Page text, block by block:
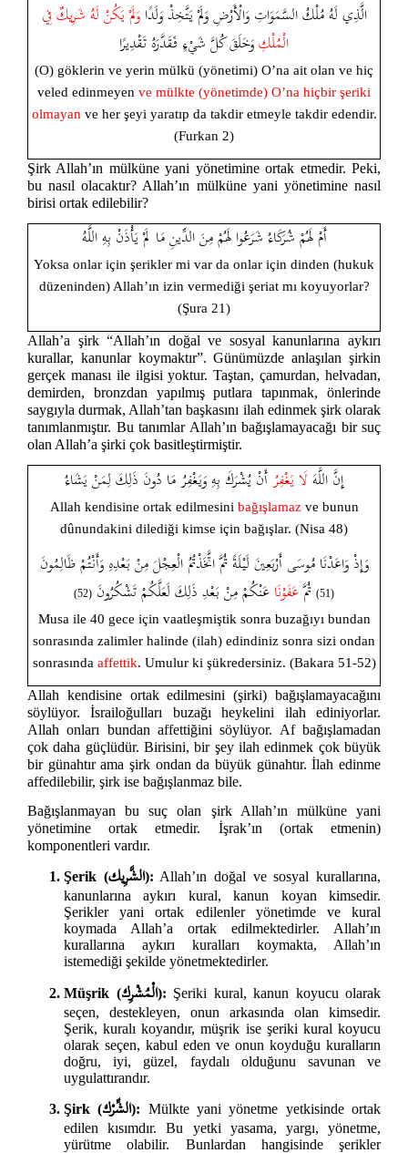
الَّذِي لَهُ مُلْكُ السَّمَوَاتِ وَالْأَرْضِ وَلَمْ يَتَّخِذْ وَلَدًاوَلَمْ يَكُنْ لَهُ شَرِيكٌ فِي
الْمُلْكِوَخَلَقَ كُلَّ شَيْءٍ فَقَدَّرَهُ تَقْدِيرًا
(O) göklerin ve yerin mülkü (yönetimi) O’na ait olan ve hiç
veled edinmeyen ve mülkte (yönetimde) O’na hiçbir şeriki
olmayan ve her şeyi yaratıp da takdir etmeyle takdir edendir.
(Furkan 2)
Şirk Allah’ın mülküne yani yönetimine ortak etmedir. Peki,
bu nasıl olacaktır? Allah’ın mülküne yani yönetimine nasıl
birisi ortak edilebilir?
أَمْ لَهُمْ شُرَكَاءُ شَرَعُوا لَهُمْ مِنَ الدِّينِ مَا لَمْ يَأْذَنْ بِهِ اللَّهُ
Yoksa onlar için şerikler mi var da onlar için dinden (hukuk
düzeninden) Allah’ın izin vermediği şeriat mı koyuyorlar?
(Şura 21)
Allah’a şirk “Allah’ın doğal ve sosyal kanunlarına aykırı
kurallar, kanunlar koymaktır”. Günümüzde anlaşılan şirkin
gerçek manası ile ilgisi yoktur. Taştan, çamurdan, helvadan,
demirden, bronzdan yapılmış putlara tapınmak, önlerinde
saygıyla durmak, Allah’tan başkasını ilah edinmek şirk olarak
tanımlanmıştır. Bu tanımlar Allah’ın bağışlamayacağı bir suç
olan Allah’a şirki çok basitleştirmiştir.
إِنَّ اللَّهَلَا يَغْفِرُ أَنْ يُشْرَكَ بِهِ وَيَغْفِرُ مَا دُونَ ذَلِكَ لِمَنْ يَشَاءُ
Allah kendisine ortak edilmesini bağışlamazve bunun
dûnundakini dilediği kimse için bağışlar. (Nisa 48)
وَإِذْ وَاعَدْنَا مُوسَى أَرْبَعِينَ لَيْلَةً ثُمَّ اتَّخَذْتُمُ الْعِجْلَ مِنْ بَعْدِهِ وَأَنْتُمْ ظَالِمُونَ
(51) ثُمَّعَفَوْنَاعَنْكُمْ مِنْ بَعْدِ ذَلِكَ لَعَلَّكُمْ تَشْكُرُونَ (52)
Musa ile 40 gece için vaatleşmiştik sonra buzağıyı bundan
sonrasında zalimler halinde (ilah) edindiniz sonra sizi ondan
sonrasında affettik. Umulur ki şükredersiniz. (Bakara 51-52)
Allah kendisine ortak edilmesini (şirki) bağışlamayacağını
söylüyor. İsrailoğulları buzağı heykelini ilah ediniyorlar.
Allah onları bundan affettiğini söylüyor. Af bağışlamadan
çok daha güçlüdür. Birisini, bir şey ilah edinmek çok büyük
bir günahtır ama şirk ondan da büyük günahtır. İlah edinme
affedilebilir, şirk ise bağışlanmaz bile.
Bağışlanmayan bu suç olan şirk Allah’ın mülküne yani
yönetimine ortak etmedir. İşrak’ın (ortak etmenin)
komponentleri vardır.
Şerik (الشَّرِيك): Allah’ın doğal ve sosyal kurallarına,
kanunlarına aykırı kural, kanun koyan kimsedir.
Şerikler yani ortak edilenler yönetimde ve kural
koymada Allah’a ortak edilmektedirler. Allah’ın
kurallarına aykırı kuralları koymakta, Allah’ın
istemediği şekilde yönetmektedirler.
Müşrik (الْمُشْرِك): Şeriki kural, kanun koyucu olarak
seçen, destekleyen, onun arkasında olan kimsedir.
Şerik, kuralı koyandır, müşrik ise şeriki kural koyucu
olarak seçen, kabul eden ve onun koyduğu kuralların
doğru, iyi, güzel, faydalı olduğunu savunan ve
uygulattırandır.
Şirk (الشِّرْك): Mülkte yani yönetme yetkisinde ortak
edilen kısımdır. Bu yetki yasama, yargı, yönetme,
yürütme olabilir. Bunlardan hangisinde şerikler